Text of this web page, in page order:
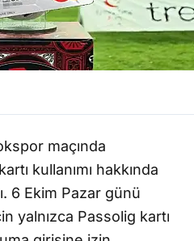
maçında
kullanımı hakkında
6 Ekim Pazar günü
yalnızca Passolig kartı